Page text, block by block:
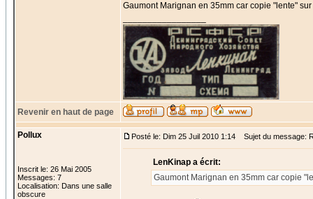
Gaumont Marignan en 35mm car copie "lente"
Revenir en haut de page
Pollux
Inscrit le: 26 Mai 2005
Messages: 7
Localisation: Dans une salle
obscure
Posté le: Dim 25 Juil 2010 1:14 Sujet du message:
LenKinap a écrit:
Gaumont Marignan en 35mm car copie